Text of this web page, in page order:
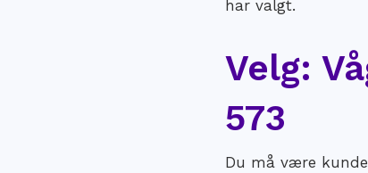
har valgt. ​
Velg:
573
Du må være